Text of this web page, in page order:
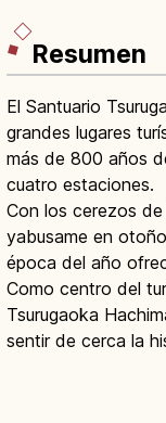
Resumen
El Santuario
grandes lugares
más de 800 años
cuatro estaciones.
Con los cerezos
yabusame en
época del año
Como centro del
Tsurugaoka
sentir de cerca la